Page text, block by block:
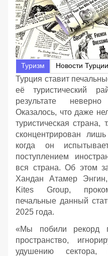
Туризм Новости Турции
Турция ставит
её туристический
результате
Оказалось, что даже
туристическая страна,
сконцентрирован
когда он
поступлением
вся страна. Об этом
Хандан Атамер
Kites Group,
печальные данный
2025 года.
«Мы побили рекорд
пространство,
удушению